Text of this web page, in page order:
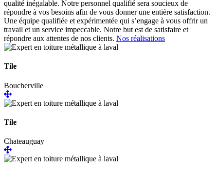
qualité inégalable. Notre personnel qualifié sera soucieux de
répondre à vos besoins afin de vous donner une entière satisfaction.
Une équipe qualifiée et expérimentée qui s’engage à vous offrir un
travail et un service impeccable. Notre but est de satisfaire et
répondre aux attentes de nos clients. Nos réalisations
Tile
Boucherville
Tile
Chateauguay